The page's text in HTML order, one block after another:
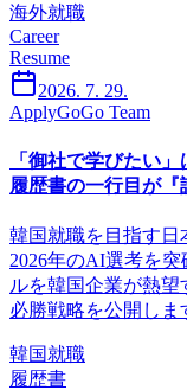
海外就職
Career
Resume
2026. 7. 29.
ApplyGoGo Team
「御社で学びたい
履歴書の一行目が
韓国就職を目指す日
2026年のAI選考を
ルを韓国企業が熱
必勝戦略を公開しま
韓国就職
履歴書